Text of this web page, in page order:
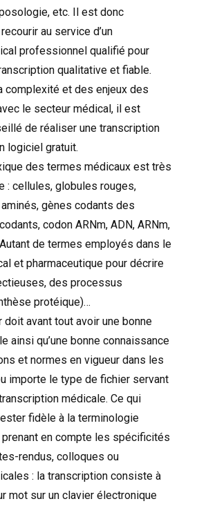
etc. Il est donc
au service d’un
professionnel qualifié pour
qualitative et fiable.
complexité et des enjeux des
le secteur médical, il est
de réaliser une transcription
logiciel gratuit.
des termes médicaux est très
: cellules, globules rouges,
gènes codants des
codon ARNm, ADN, ARNm,
de termes employés dans le
et pharmaceutique pour décrire
des processus
protéique)…
doit avant tout avoir une bonne
ainsi qu’une bonne connaissance
et normes en vigueur dans les
importe le type de fichier servant
médicale. Ce qui
fidèle à la terminologie
en compte les spécificités
rendus, colloques ou
: la transcription consiste à
mot sur un clavier électronique